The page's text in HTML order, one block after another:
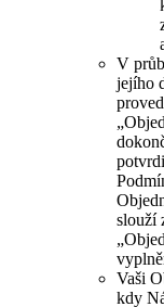
V
jejího
slouží
Vaši
kdy